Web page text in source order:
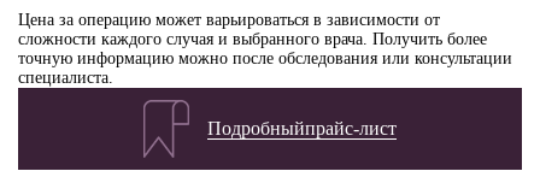
Цена за операцию может варьироваться в зависимости от
сложности каждого случая и выбранного врача. Получить более
точную информацию можно после обследования или консультации
специалиста.
Подробныйпрайс-лист